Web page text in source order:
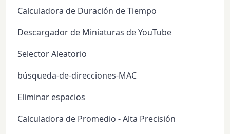
Calculadora de Duración de Tiempo
Descargador de Miniaturas de YouTube
Selector Aleatorio
búsqueda-de-direcciones-MAC
Eliminar espacios
Calculadora de Promedio - Alta Precisión